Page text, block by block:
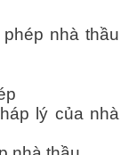
nhà thầu
lý của nhà